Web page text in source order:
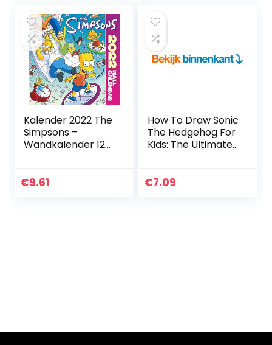
Kalender 2022 The
Simpsons –
Wandkalender 12
2022: Original
€9.61
How To Draw Sonic
The Hedgehog For
Kids: The Ultimate
The Hedgehog
€7.09